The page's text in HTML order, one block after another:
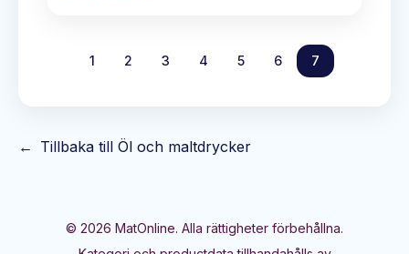
1 2 3 4 5 6 7
← Tillbaka till Öl och maltdrycker
© 2026 MatOnline. Alla rättigheter förbehållna.